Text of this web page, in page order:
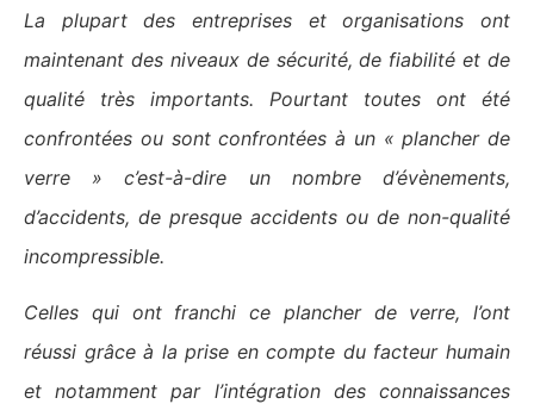
La plupart des entreprises et organisations ont
maintenant des niveaux de sécurité, de fiabilité et de
qualité très importants. Pourtant toutes ont été
confrontées ou sont confrontées à un « plancher de
verre » c’est-à-dire un nombre d’évènements,
d’accidents, de presque accidents ou de non-qualité
incompressible.
Celles qui ont franchi ce plancher de verre, l’ont
réussi grâce à la prise en compte du facteur humain
et notamment par l’intégration des connaissances